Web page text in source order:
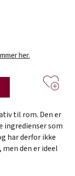
her.
til rom. Den er
ingredienser som
har derfor ikke
den er ideel